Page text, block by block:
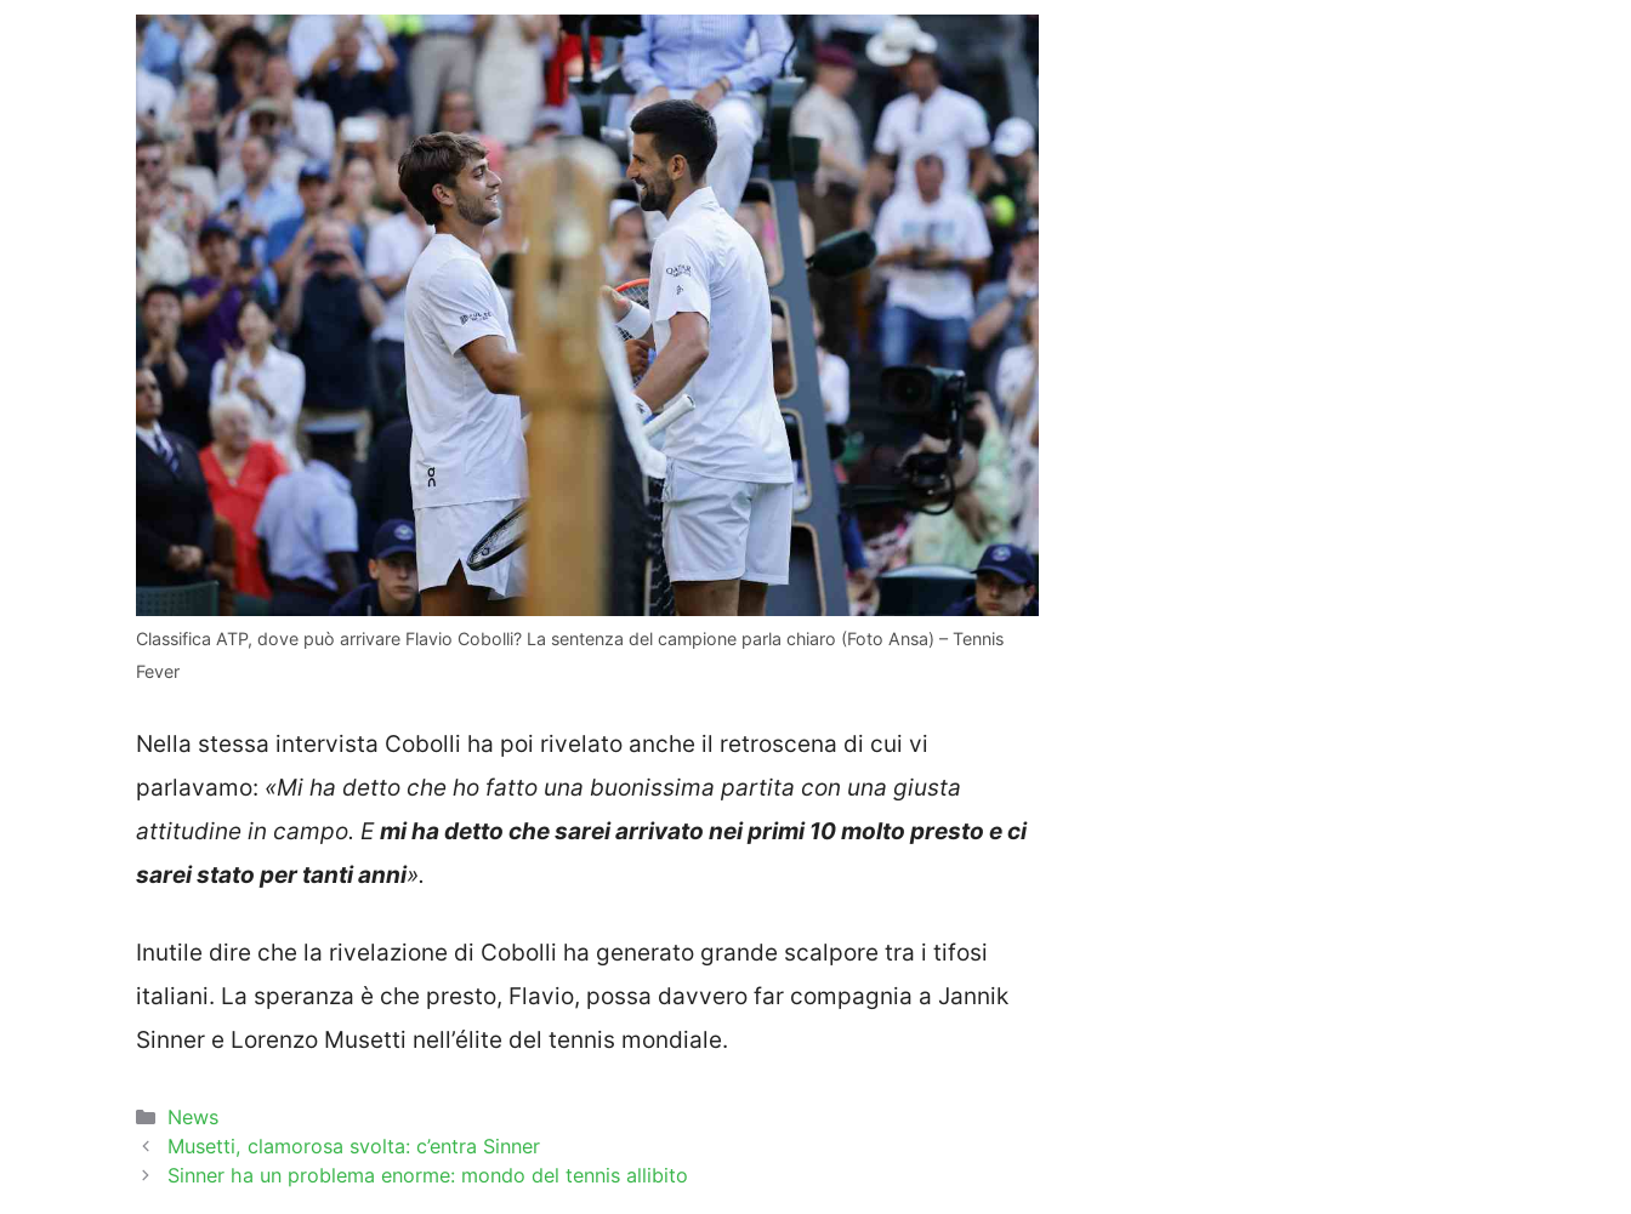
Classifica ATP, dove può arrivare Flavio Cobolli? La sentenza del campione parla chiaro (Foto Ansa) – Tennis
Fever
Nella stessa intervista Cobolli ha poi rivelato anche il retroscena di cui vi
parlavamo: «Mi ha detto che ho fatto una buonissima partita con una giusta
attitudine in campo. Emi ha detto che sarei arrivato nei primi 10 molto presto e ci
sarei stato per tanti anni».
Inutile dire che la rivelazione di Cobolli ha generato grande scalpore tra i tifosi
italiani. La speranza è che presto, Flavio, possa davvero far compagnia a Jannik
Sinner e Lorenzo Musetti nell’élite del tennis mondiale.
Categorie
News
Musetti, clamorosa svolta: c’entra Sinner
Sinner ha un problema enorme: mondo del tennis allibito